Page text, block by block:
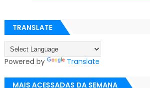
TRANSLATE
Powered by Translate
MAIS ACESSADAS DA SEMANA